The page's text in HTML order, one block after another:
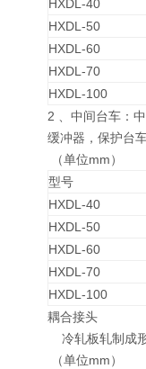
HXDL-40
HXDL-50
HXDL-60
HXDL-70
HXDL-100
2 、中间台车：
缓冲器，保护台
（单位mm）
型号
HXDL-40
HXDL-50
HXDL-60
HXDL-70
HXDL-100
耦合接头
冷轧板轧制成
（单位mm）